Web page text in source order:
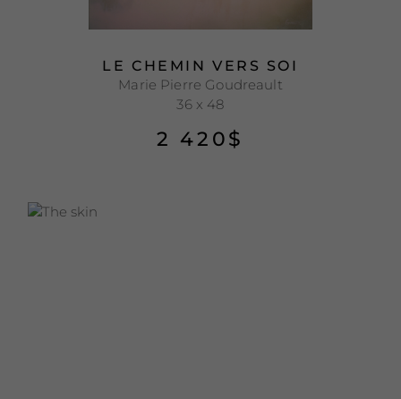
LE CHEMIN VERS SOI
Marie Pierre Goudreault
36 x 48
2 420$